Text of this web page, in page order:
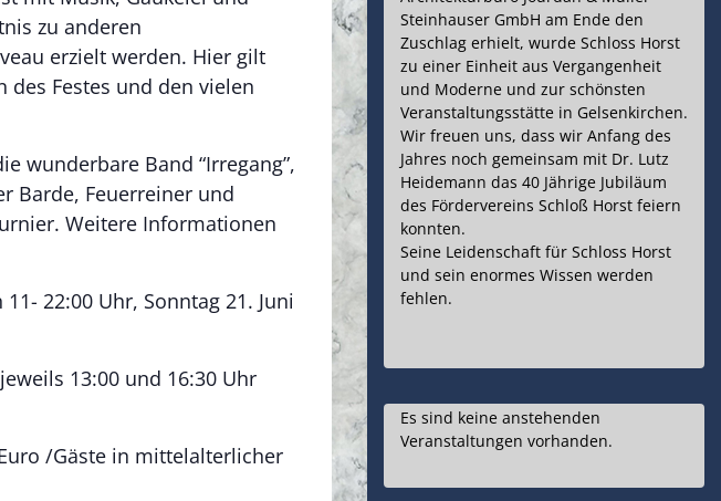
zu anderen
erzielt werden. Hier gilt
Festes und den vielen
wunderbare Band “Irregang”,
Barde, Feuerreiner und
Weitere Informationen
22:00 Uhr, Sonntag 21. Juni
13:00 und 16:30 Uhr
/Gäste in mittelalterlicher
Steinhauser GmbH am Ende den
Zuschlag erhielt, wurde Schloss Horst
zu einer Einheit aus Vergangenheit
und Moderne und zur schönsten
Veranstaltungsstätte in Gelsenkirchen.
Wir freuen uns, dass wir Anfang des
Jahres noch gemeinsam mit Dr. Lutz
Heidemann das 40 Jährige Jubiläum
des Fördervereins Schloß Horst feiern
konnten.
Seine Leidenschaft für Schloss Horst
und sein enormes Wissen werden
fehlen.
Es sind keine anstehenden
Veranstaltungen vorhanden.